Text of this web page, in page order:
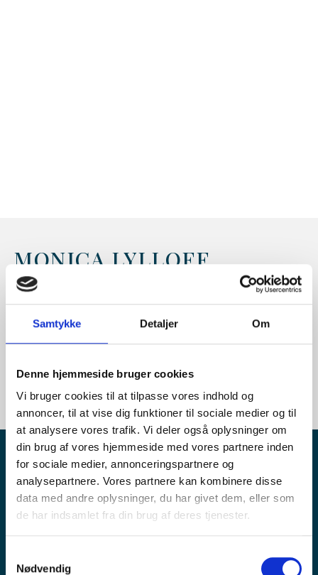
Samtykke Detaljer Om
Denne hjemmeside bruger cookies
Vi bruger cookies til at tilpasse vores indhold og
annoncer, til at vise dig funktioner til sociale medier og til
at analysere vores trafik. Vi deler også oplysninger om
din brug af vores hjemmeside med vores partnere inden
for sociale medier, annonceringspartnere og
analysepartnere. Vores partnere kan kombinere disse
data med andre oplysninger, du har givet dem, eller som
de har indsamlet fra din brug af deres tjenester.
Nødvendig
MONICA LYLLOFF
Monica Lylloff er Seniorjurist hos
E-mail:ml@ttadvokater.dk
"DET ER HELT AFGØRENDE FOR
MIG, AT ALLE SAGER BEHANDLES
GRUNDIGT OG PROFESSIONELT,
OG AT KLIENTERNE KAN HAVE